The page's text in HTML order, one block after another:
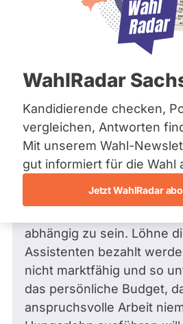
Bremen
Hamburg
Mecklenburg-
Nordrhein-Westfalen
Saarland
Sachsen
Sachsen-Anhalt
Sachsen-Anhalt
Schleswig-Holstein
Thüringen
Archiv
Über uns
Spenden
WahlRadar
Kandidierende checken,
vergleichen, Antworten
Mit unserem Wahl-
gut informiert für die Wahl
Jetzt WahlRadar
Zum Profil
Frage von Daniela E. • 30.01.2025
Was planen die Grünen
soziale Teilhabe?
Sehr geehrter Herr
es z. B. im Bereich soziale
Behinderte aus? Vieles ist
transparent. Ein
es zwar, aber oftmals hat
abhängig zu sein. Löhne
Assistenten bezahlt
nicht marktfähig und so
das persönliche Budget,
anspruchsvolle Arbeit